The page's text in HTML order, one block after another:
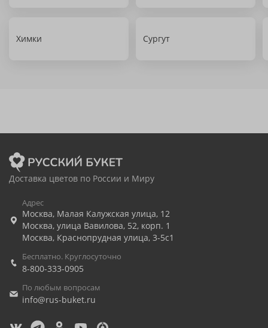
Химки Сургут
Доставка цветов по России и Миру
Адрес
Москва, Малая Калужская улица, 12
Москва, улица Вавилова, 52, корп. 1
Москва, Краснопрудная улица, 3-5с1
Бесплатно. Круглосуточно
8-800-333-0905
По любым вопросам
info@rus-buket.ru